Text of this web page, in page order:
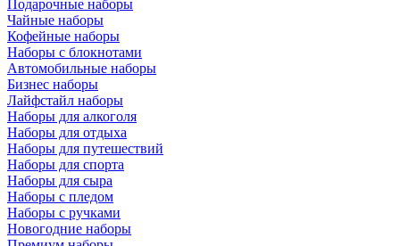
Подарочные наборы
Чайные наборы
Кофейные наборы
Наборы с блокнотами
Автомобильные наборы
Бизнес наборы
Лайфстайл наборы
Наборы для алкоголя
Наборы для отдыха
Наборы для путешествий
Наборы для спорта
Наборы для сыра
Наборы с пледом
Наборы с ручками
Новогодние наборы